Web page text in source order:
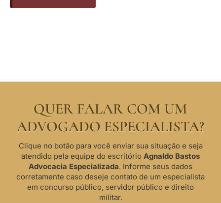
QUER FALAR COM UM
ADVOGADO ESPECIALISTA?
Clique no botão para você enviar sua situação e seja
atendido pela equipe do escritório Agnaldo Bastos
Advocacia Especializada. Informe seus dados
corretamente caso deseje contato de um especialista
em concurso público, servidor público e direito
militar.